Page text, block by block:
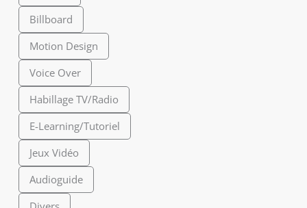
Billboard
Motion Design
Voice Over
Habillage TV/Radio
E-Learning/Tutoriel
Jeux Vidéo
Audioguide